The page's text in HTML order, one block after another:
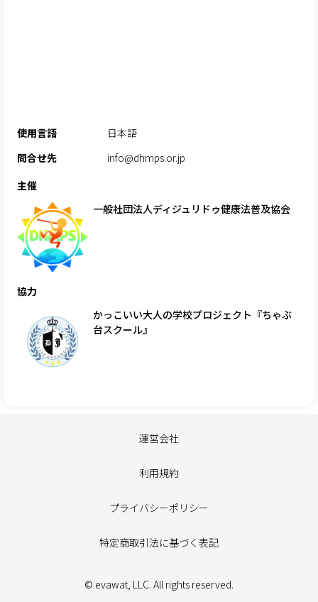
使用言語
日本語
問合せ先
info@dhmps.or.jp
主催
一般社団法人ディジュリドゥ健康法普及協会
協力
かっこいい大人の学校プロジェクト『ちゃぶ
台スクール』
運営会社
利用規約
プライバシーポリシー
特定商取引法に基づく表記
© evawat, LLC. All rights reserved.